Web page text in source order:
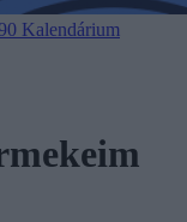
Kalendárium